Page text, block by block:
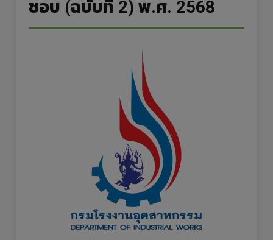
ชอบ (ฉบับที่ 2) พ.ศ. 2568